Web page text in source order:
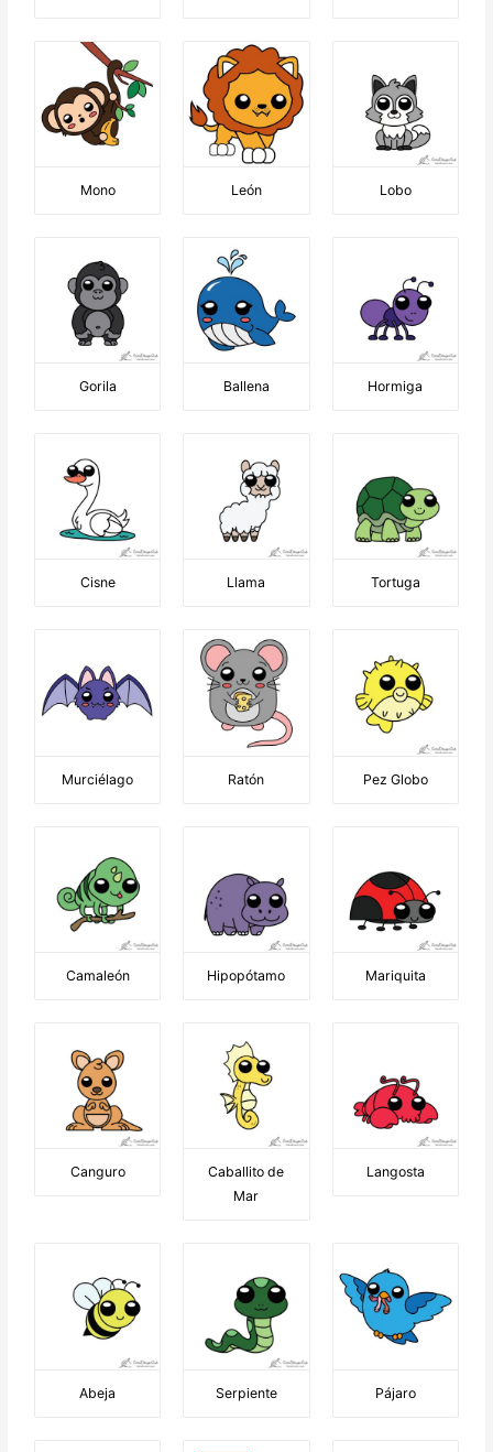
Mono León Lobo
Gorila Ballena Hormiga
Cisne Llama Tortuga
Murciélago Ratón Pez Globo
Camaleón Hipopótamo Mariquita
Canguro
Caballito de
Mar
Langosta
Abeja Serpiente Pájaro